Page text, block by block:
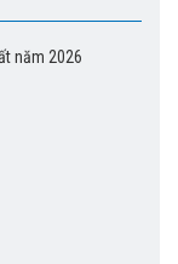
năm 2026